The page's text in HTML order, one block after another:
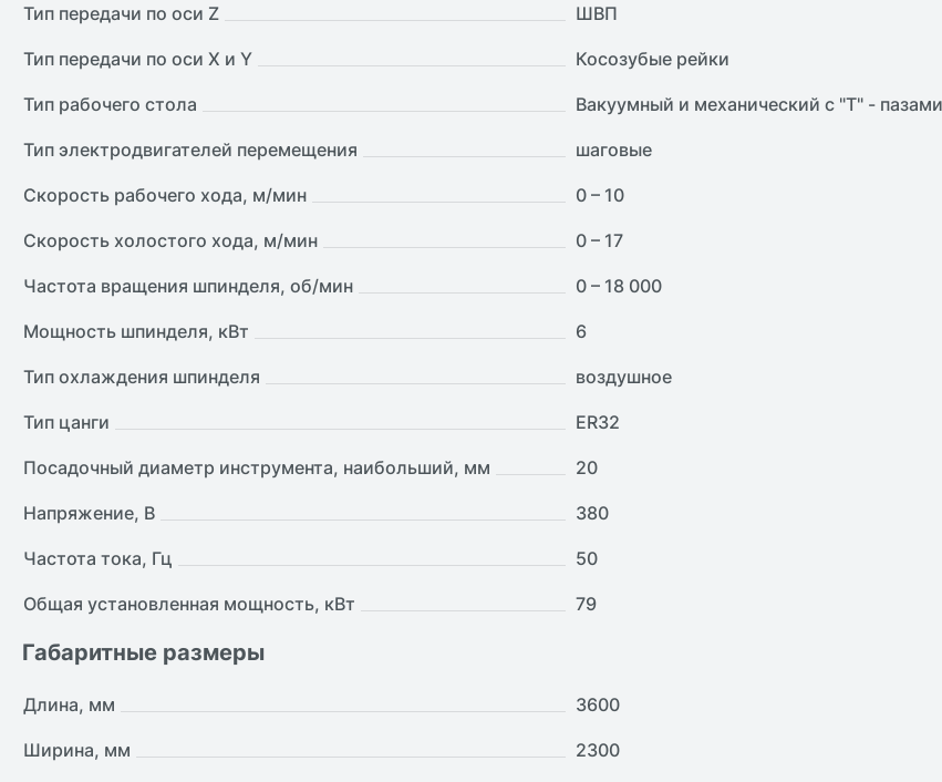
Тип передачи по оси Z
ШВП
Тип передачи по оси X и Y
Косозубые рейки
Тип рабочего стола
Вакуумный и механический с "Т" -
Тип электродвигателей перемещения
шаговые
Скорость рабочего хода, м/мин
0 – 10
Скорость холостого хода, м/мин
0 – 17
Частота вращения шпинделя, об/мин
0 – 18 000
Мощность шпинделя, кВт
6
Тип охлаждения шпинделя
воздушное
Тип цанги
ER32
Посадочный диаметр инструмента, наибольший, мм
20
Напряжение, В
380
Частота тока, Гц
50
Общая установленная мощность, кВт
79
Габаритные размеры
Длина, мм
3600
Ширина, мм
2300